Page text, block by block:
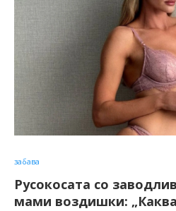
забава
Русокосата со
мами воздишки: